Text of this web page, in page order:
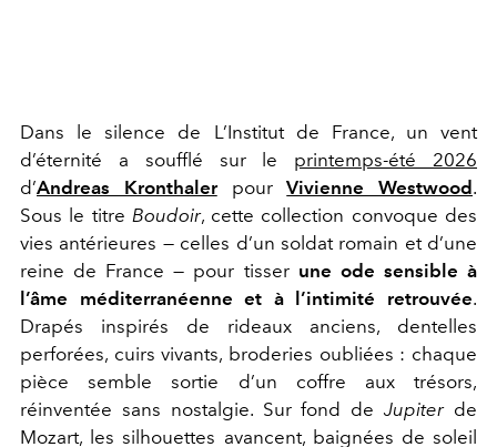
Dans le silence de L’Institut de France, un vent
d’éternité a soufflé sur le printemps-été 2026
d’Andreas Kronthalerpour Vivienne Westwood.
Sous le titre Boudoir, cette collection convoque des
vies antérieures — celles d’un soldat romain et d’une
reine de France — pour tisser une ode sensible à
l’âme méditerranéenne et à l’intimité retrouvée.
Drapés inspirés de rideaux anciens, dentelles
perforées, cuirs vivants, broderies oubliées : chaque
pièce semble sortie d’un coffre aux trésors,
réinventée sans nostalgie. Sur fond deJupiterde
Mozart, les silhouettes avancent, baignées de soleil